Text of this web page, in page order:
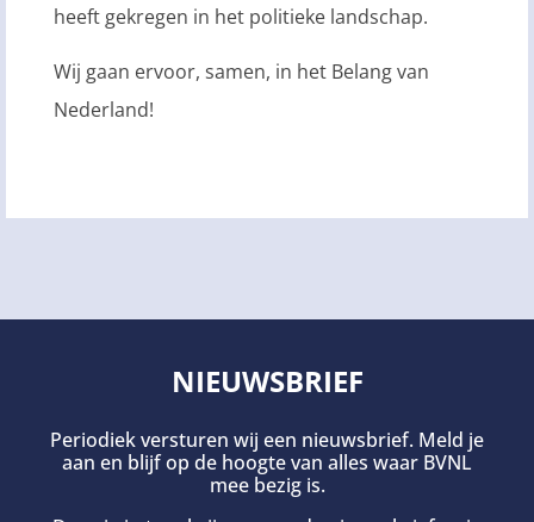
heeft gekregen in het politieke landschap.
Wij gaan ervoor, samen, in het Belang van
Nederland!
NIEUWSBRIEF
Periodiek versturen wij een nieuwsbrief. Meld je
aan en blijf op de hoogte van alles waar BVNL
mee bezig is.